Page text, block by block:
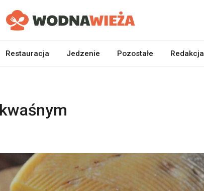
Restauracja Jedzenie Pozostałe Redakcja